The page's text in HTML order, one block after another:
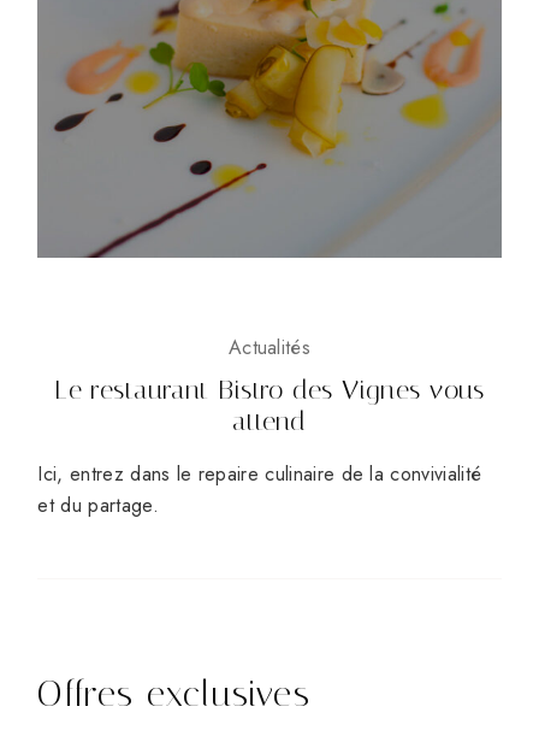
Actualités
Le restaurant Bistro des Vignes vous
attend
Ici, entrez dans le repaire culinaire de la convivialité
et du partage.
Offres exclusives